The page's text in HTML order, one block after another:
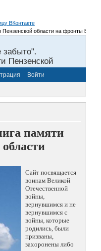
области на фронты Великой
забыто".
Пензенской
Войти
памяти
Сайт посвящается
воинам Великой
Отечественной
войны,
вернувшимся и не
вернувшимся с
войны, которые
родились, были
призваны,
захоронены либо